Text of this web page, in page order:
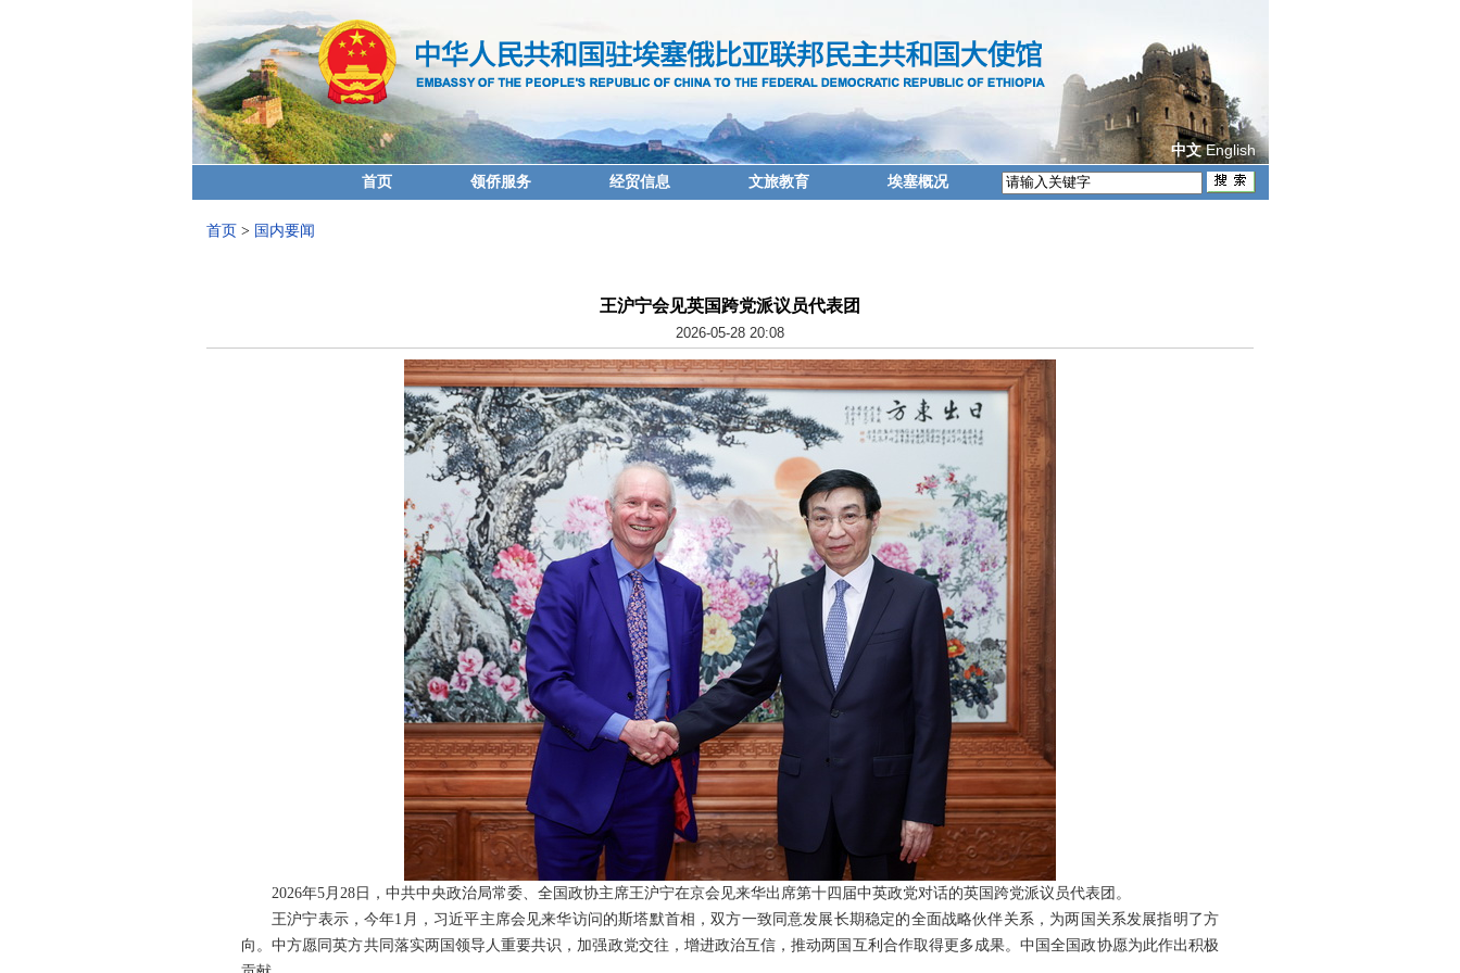
中文 English
首页 领侨服务 经贸信息 文旅教育 埃塞概况
首页 > 国内要闻
王沪宁会见英国跨党派议员代表团
2026-05-28 20:08
2026年5月28日，中共中央政治局常委、全国政协主席王沪宁在京会见来华出席第十四届中英政党对话的英国跨党派议员代表团。
王沪宁表示，今年1月，习近平主席会见来华访问的斯塔默首相，双方一致同意发展长期稳定的全面战略伙伴关系，为两国关系发展指明了方
向。中方愿同英方共同落实两国领导人重要共识，加强政党交往，增进政治互信，推动两国互利合作取得更多成果。中国全国政协愿为此作出积极